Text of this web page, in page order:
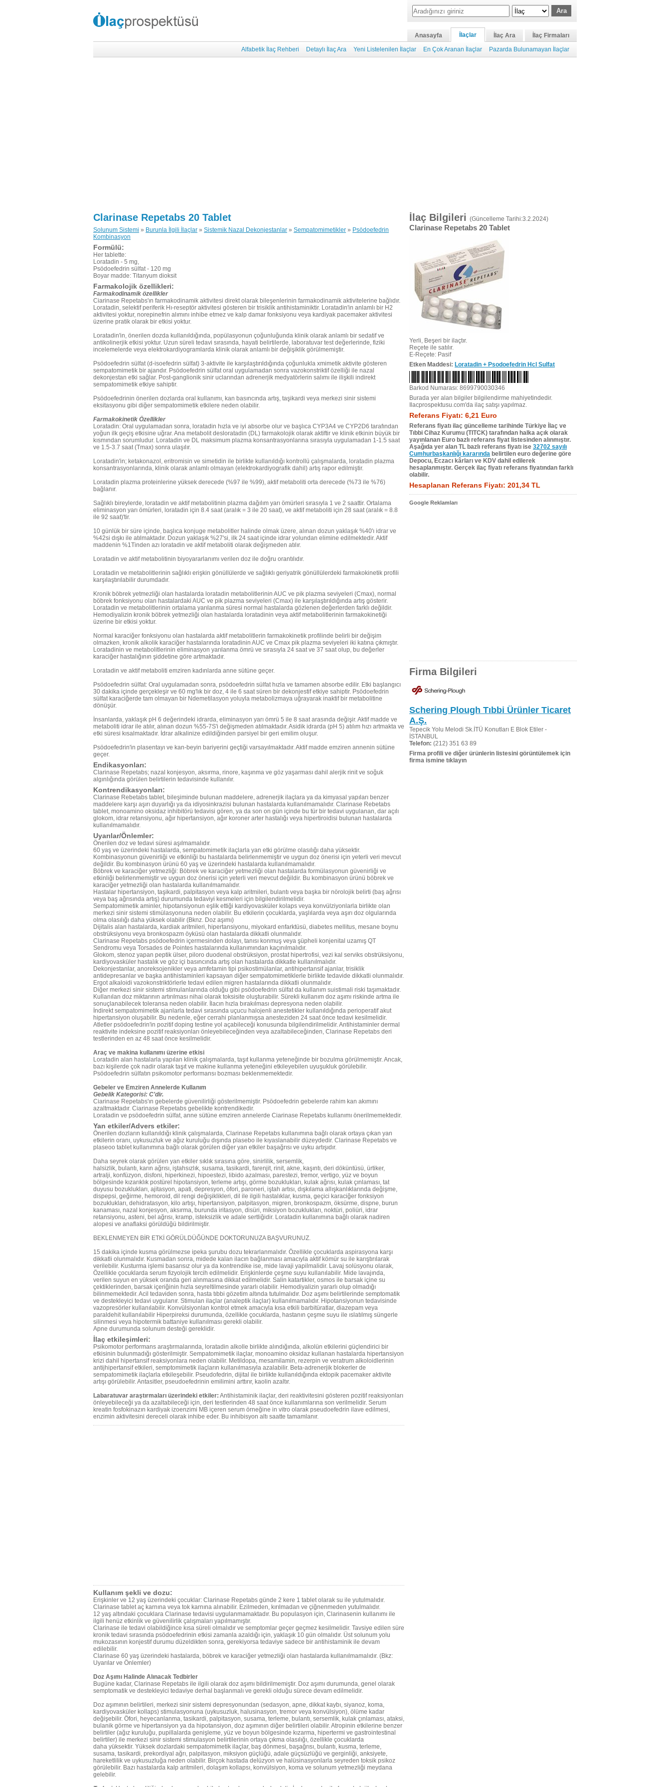
Anasayfa İlaçlar İlaç Ara
İlaç Firmaları
Alfabetik İlaç Rehberi
Detaylı İlaç Ara Yeni Listelenilen İlaçlar En Çok Aranan İlaçlar Pazarda Bulunamayan İlaçlar
Clarinase Repetabs 20 Tablet
Solunum Sistemi » Burunla İlgili İlaçlar » Sistemik Nazal Dekonjestanlar » Sempatomimetikler » Psödoefedrin
Kombinasyon
Formülü:
Her tablette:
Loratadin - 5 mg,
Psödoefedrin sülfat - 120 mg
Boyar madde: Titanyum dioksit
Farmakolojik özellikleri:
Farmakodinamik özellikler
Ciarinase Repetabs'ın farmakodinamik aktivitesi direkt olarak bileşenlerinin farmakodinamik aktivitelerine bağlıdır.
Loratadin, selektif periferik Hı-reseptör aktivitesi gösteren bir trisiklik antihistaminiktir. Loratadin'in anlamlı bir H2
aktivitesi yoktur, norepinefrin alımını inhibe etmez ve kalp damar fonksiyonu veya kardiyak pacemaker aktivitesi
üzerine pratik olarak bir etkisi yoktur.
Loratadin'in, önerilen dozda kullanıldığında, popülasyonun çoğunluğunda klinik olarak anlamlı bir sedatif ve
antikolinerjik etkisi yoktur. Uzun süreli tedavi sırasında, hayati belirtilerde, laboratuvar test değerlerinde, fiziki
incelemelerde veya elektrokardiyogramlarda klinik olarak anlamlı bir değişiklik görülmemiştir.
Psödoefedrin sülfat (d-isoefedrin sülfat) 3-aktivite ile karşılaştırıldığında çoğunlukla xmimetik aktivite gösteren
sempatomimetik bir ajandır. Psödoefedrin sülfat oral uygulamadan sonra vazokonstriktif özelliği ile nazal
dekonjestan etki sağlar. Post-ganglionik sinir uclarından adrenerjik medyatörlerin salımı ile ilişkili indirekt
sempatomimetik etkiye sahiptir.
Psödoefedrinin önerilen dozlarda oral kullanımı, kan basıncında artış, taşikardi veya merkezi sinir sistemi
eksitasyonu gibi diğer sempatomimetik etkilere neden olabilir.
Farmakokinetik Özellikler
Loratadin: Oral uygulamadan sonra, loratadin hızla ve iyi absorbe olur ve başlıca CYP3A4 ve CYP2D6 tarafından
yoğun ilk geçiş etkisine uğrar. Ana metabolit desloratadin (DL) farmakolojik olarak aktiftir ve klinik etkinin büyük bir
kısmından sorumludur. Loratadin ve DL maksimum plazma konsantrasyonlarına sırasıyla uygulamadan 1-1.5 saat
ve 1.5-3.7 saat (Tmax) sonra ulaşılır.
Loratadin'in; ketakonazol, eritromisin ve simetidin ile birlikte kullanıldığı kontrollü çalışmalarda, loratadin plazma
konsantrasyonlarında, klinik olarak anlamlı olmayan (elektrokardiyografik dahil) artış rapor edilmiştir.
Loratadin plazma proteinlerine yüksek derecede (%97 ile %99), aktif metaboliti orta derecede (%73 ile %76)
bağlanır.
Sağlıklı bireylerde, loratadin ve aktif metabolitinin plazma dağılım yarı ömürleri sırasıyla 1 ve 2 saattir. Ortalama
eliminasyon yarı ömürleri, loratadin için 8.4 saat (aralık = 3 ile 20 saat), ve aktif metaboliti için 28 saat (aralık = 8.8
ile 92 saat)'tir.
10 günlük bir süre içinde, başlıca konjuge metabolitler halinde olmak üzere, alınan dozun yaklaşık %40'ı idrar ve
%42si dışkı ile atılmaktadır. Dozun yaklaşık %27'si, ilk 24 saat içinde idrar yolundan elimine edilmektedir. Aktif
maddenin %1Tinden azı loratadin ve aktif metaboliti olarak değişmeden atılır.
Loratadin ve aktif metabolitinin biyoyararlanımı verilen doz ile doğru orantılıdır.
Loratadin ve metabolitlerinin sağlıklı erişkin gönüllülerde ve sağlıklı geriyatrik gönüllülerdeki farmakokinetik profili
karşılaştırılabilir durumdadır.
Kronik böbrek yetmezliği olan hastalarda loratadin metabolitlerinin AUC ve pik plazma seviyeleri (Cmax), normal
böbrek fonksiyonu olan hastalardaki AUC ve pik plazma seviyeleri (Cmax) ile karşılaştırıldığında artış gösterir.
Loratadin ve metabolitlerinin ortalama yarılanma süresi normal hastalarda gözlenen değerlerden farklı değildir.
Hemodiyalizin kronik böbrek yetmezliği olan hastalarda loratadinin veya aktif metabolitlerinin farmakokinetiği
üzerine bir etkisi yoktur.
Normal karaciğer fonksiyonu olan hastalarda aktif metabolitlerin farmakokinetik profilinde belirli bir değişim
olmazken, kronik alkolik karaciğer hastalarında loratadinin AUC ve Cmax pik plazma seviyeleri iki katına çıkmıştır.
Loratadinin ve metabolitlerinin eliminasyon yarılanma ömrü ve sırasıyla 24 saat ve 37 saat olup, bu değerler
karaciğer hastalığının şiddetine göre artmaktadır.
Loratadin ve aktif metaboliti emziren kadınlarda anne sütüne geçer.
Psödoefedrin sülfat: Oral uygulamadan sonra, psödoefedrin sülfat hızla ve tamamen absorbe edilir. Etki başlangıcı
30 dakika içinde gerçekleşir ve 60 mg'lık bir doz, 4 ile 6 saat süren bir dekonjestif etkiye sahiptir. Psödoefedrin
sülfat karaciğerde tam olmayan bir Ndemetilasyon yoluyla metabolizmaya uğrayarak inaktif bir metabolitine
dönüşür.
İnsanlarda, yaklaşık pH 6 değerindeki idrarda, eliminasyon yarı ömrü 5 ile 8 saat arasında değişir. Aktif madde ve
metaboliti idrar ile atılır, alınan dozun %55-7S'i değişmeden atılmaktadır. Asidik idrarda (pH 5) atılım hızı artmakta ve
etki süresi kısalmaktadır. İdrar alkalinize edildiğinden parsiyel bir geri emilim oluşur.
Psödoefedrin'in plasentayı ve kan-beyin bariyerini geçtiği varsayılmaktadır. Aktif madde emziren annenin sütüne
geçer.
Endikasyonları:
Clarinase Repetabs; nazal konjesyon, aksırma, rinore, kaşınma ve göz yaşarması dahil alerjik rinit ve soğuk
algınlığında görülen belirtilerin tedavisinde kullanılır.
Kontrendikasyonları:
Clarinase Rebetabs tablet, bileşiminde bulunan maddelere, adrenerjik ilaçlara ya da kimyasal yapıları benzer
maddelere karşı aşırı duyarlığı ya da idiyosinkrazisi bulunan hastalarda kullanılmamalıdır. Clarinase Rebetabs
tablet, monoamino oksidaz inhibitörü tedavisi gören, ya da son on gün içinde bu tür bir tedavi uygulanan, dar açılı
glokom, idrar retansiyonu, ağır hipertansiyon, ağır koroner arter hastalığı veya hipertiroidisi bulunan hastalarda
kullanılmamalıdır.
Uyarılar/Önlemler:
Önerilen doz ve tedavi süresi aşılmamalıdır.
60 yaş ve üzerindeki hastalarda, sempatomimetik ilaçlarla yan etki görülme olasılığı daha yüksektir.
Kombinasyonun güvenirliği ve etkinliği bu hastalarda belirlenmemiştir ve uygun doz önerisi için yeterli veri mevcut
değildir. Bu kombinasyon ürünü 60 yaş ve üzerindeki hastalarda kullanılmamalıdır.
Böbrek ve karaciğer yetmezliği: Böbrek ve karaciğer yetmezliği olan hastalarda formülasyonun güvenirliği ve
etkinliği belirlenmemiştir ve uygun doz önerisi için yeterli veri mevcut değildir. Bu kombinasyon ürünü böbrek ve
karaciğer yetmezliği olan hastalarda kullanılmamalıdır.
Hastalar hipertansiyon, taşikardi, palpitasyon veya kalp aritmileri, bulantı veya başka bir nörolojik belirti (baş ağrısı
veya baş ağrısında artış) durumunda tedaviyi kesmeleri için bilgilendirilmelidir.
Sempatomimetik aminler, hipotansiyonun eşlik ettiği kardiyovasküler kolaps veya konvülziyonlarla birlikte olan
merkezi sinir sistemi stimülasyonuna neden olabilir. Bu etkilerin çocuklarda, yaşlılarda veya aşırı doz olgularında
olma olasılığı daha yüksek olabilir (Bknz. Doz aşımı)
Dijitalis alan hastalarda, kardiak aritmileri, hipertansiyonu, miyokard enfarktüsü, diabetes mellitus, mesane boynu
obstrüksiyonu veya bronkospazm öyküsü olan hastalarda dikkatli olunmalıdır.
Clarinase Repetabs psödoefedrin içermesinden dolayı, tanısı konmuş veya şüpheli konjenital uzamış QT
Sendromu veya Torsades de Pointes hastalarında kullanımından kaçınılmalıdır.
Glokom, stenoz yapan peptik ülser, piloro duodenal obstrüksiyon, prostat hipertrofisi, vezi kal serviks obstrüksiyonu,
kardiyovasküler hastalık ve göz içi basıncında artış olan hastalarda dikkatle kullanılmalıdır.
Dekonjestanlar, anoreksojenikler veya amfetamin tipi psikostimülanlar, antihipertansif ajanlar, trisiklik
antidepresanlar ve başka antihistaminleri kapsayan diğer sempatomimetiklerle birlikte tedavide dikkatli olunmalıdır.
Ergot alkaloidi vazokonstriktörlerle tedavi edilen migren hastalarında dikkatli olunmalıdır.
Diğer merkezi sinir sistemi stimulanlarında olduğu gibi psödoefedrin sülfat da kullanım suistimali riski taşımaktadır.
Kullanılan doz miktarının artırılması nihai olarak toksisite oluşturabilir. Sürekli kullanım doz aşımı riskinde artma ile
sonuçlanabilecek toleransa neden olabilir. İlacın hızla bırakılması depresyona neden olabilir.
İndirekt sempatomimetik ajanlarla tedavi sırasında uçucu halojenli anestetikler kullanıldığında perioperatif akut
hipertansiyon oluşabilir. Bu nedenle, eğer cerrahi planlanmışsa anesteziden 24 saat önce tedavi kesilmelidir.
Atletler psödoefedrin'in pozitif doping testine yol açabileceği konusunda bilgilendirilmelidir. Antihistaminler dermal
reaktivite indeksine pozitif reaksiyonları önleyebileceğinden veya azaltabileceğinden, Clarinase Repetabs deri
testlerinden en az 48 saat önce kesilmelidir.
Araç ve makina kullanımı üzerine etkisi
Loratadin alan hastalarla yapılan klinik çalışmalarda, taşıt kullanma yeteneğinde bir bozulma görülmemiştir. Ancak,
bazı kişilerde çok nadir olarak taşıt ve makine kullanma yeteneğini etkileyebilen uyuşukluk görülebilir.
Psödoefedrin sülfatın psikomotor performansı bozması beklenmemektedir.
Gebeler ve Emziren Annelerde Kullanım
Gebelik Kategorisi: C'dir.
Ciarinase Repetabs'ın gebelerde güvenilirliği gösterilmemiştir. Psödoefedrin gebelerde rahim kan akımını
azaltmaktadır. Ciarinase Repetabs gebelikte kontrendikedir.
Loratadin ve psödoefedrin sülfat, anne sütüne emziren annelerde Ciarinase Repetabs kullanımı önerilmemektedir.
Yan etkiler/Advers etkiler:
Önerilen dozların kullanıldığı klinik çalışmalarda, Clarinase Repetabs kullanımına bağlı olarak ortaya çıkan yan
etkilerin oranı, uykusuzluk ve ağız kuruluğu dışında plasebo ile kıyaslanabilir düzeydedir. Clarinase Repetabs ve
plaseoo tablet kullanımına bağlı olarak görülen diğer yan etkiler başağrısı ve uyku artışıdır.
Daha seyrek olarak görülen yan etkiler sıklık sırasına göre, sinirlilik, sersemlik,
halsizlik, bulantı, karın ağrısı, iştahsızlık, susama, tasikardi, farenjit, rinit, akne, kaşıntı, deri döküntüsü, ürtiker,
artralji, konfüzyon, disfoni, hiperkinezi, hipoestezi, libido azalması, parestezi, tremor, vertigo, yüz ve boyun
bölgesinde kızarıklık postürel hipotansiyon, terleme artışı, görme bozuklukları, kulak ağrısı, kulak çınlaması, tat
duyusu bozuklukları, ajitasyon, apati, depresyon, öfori, paroneri, iştah artısı, dışkılama allışkanlıklarında değişme,
dispepsi, geğirme, hemoroid, dil rengi değişiklikleri, dil ile ilgili hastalıklar, kusma, geçici karaciğer fonksiyon
bozuklukları, dehidratasyon, kilo artışı, hipertansiyon, palpitasyon, migren, bronkospazm, öksürme, dispne, burun
kanaması, nazal konjesyon, aksırma, burunda iritasyon, disüri, miksiyon bozuklukları, noktüri, poliüri, idrar
retansiyonu, asteni, bel ağrısı, kramp, isteksizlik ve adale sertliğidir. Loratadin kullanımına bağlı olarak nadiren
alopesi ve anaflaksi görüldüğü bildirilmiştir.
BEKLENMEYEN BİR ETKİ GÖRÜLDÜĞÜNDE DOKTORUNUZA BAŞVURUNUZ.
15 dakika içinde kusma görülmezse ipeka şurubu dozu tekrarlanmalıdır. Özellikle çocuklarda aspirasyona karşı
dikkatli olunmalıdır. Kusmadan sonra, midede kalan ilacın bağlanması amacıyla aktif kömür su ile karıştırılarak
verilebilir. Kusturma işlemi basarısız olur ya da kontrendike ise, mide lavaji yapilmalidir. Lavaj solüsyonu olarak,
Özellikle çocuklarda serum fizyolojik tercih edilmelidir. Erişkinlerde çeşme suyu kullanılabilir. Mide lavajında,
verilen suyun en yüksek oranda geri alınmasına dikkat edilmelidir. Salin katartikler, osmos ile barsak içine su
çektiklerinden, barsak içeriğinin hızla seyreltilmesinde yararlı olabilir. Hemodiyalizin yararlı olup olmadığı
bilinmemektedir. Acil tedaviden sonra, hasta tıbbi gözetim altında tutulmalıdır. Doz aşımı belirtilerinde semptomatik
ve destekleyici tedavi uygulanır. Stimulan ilaçlar (analeptik ilaçlar) kullanılmamalıdır. Hipotansiyonun tedavisinde
vazopresörler kullanılabilir. Konvülsiyonlan kontrol etmek amacıyla kısa etkili barbitüratlar, diazepam veya
paraldehit kullanılabilir Hiperpireksi durumunda, özellikle çocuklarda, hastanın çeşme suyu ile ıslatılmış süngerle
silinmesi veya hipotermik battaniye kullanılması gerekli olabilir.
Apne durumunda solunum desteği gereklidir.
İlaç etkileşimleri:
Psikomotor performans araştırmalarında, loratadin alkolle birlikte alındığında, alkolün etkilerini güçlendirici bir
etkisinin bulunmadığı gösterilmiştir. Sempatomimetik ilaçlar, monoamino oksidaz kullanan hastalarda hipertansiyon
krizi dahil hipertansif reaksiyonlara neden olabilir. Metildopa, mesamilamin, rezerpin ve veratrum alkoloidlerinin
antijhipertansif etkileri, semptomimetik ilaçların kullanılmasıyla azalabilir. Beta-adrenerjik blokerler de
sempatomimetik ilaçlarla etkileşebilir. Pseudofedrin, dijital ile birlikte kullanıldığında ektopik pacemaker aktivite
artışı görülebilir. Antasitler, pseudoefedrinin emilimini arttırır, kaolin azaltır.
Labaratuvar araştırmaları üzerindeki etkiler: Antihistaminik ilaçlar, deri reaktivitesini gösteren pozitif reaksiyonları
önleyebileceği ya da azaltabileceği için, deri testlerinden 48 saat önce kullanımlarına son verilmelidir. Serum
kreatin fosfokinazın kardiyak izoenzimi MB içeren serum örneğine in vitro olarak pseudoefedrin ilave edilmesi,
enzimin aktivitesini dereceli olarak inhibe eder. Bu inhibisyon altı saatte tamamlanır.
Kullanım şekli ve dozu:
Erişkinler ve 12 yaş üzerindeki çocuklar: Clarinase Repetabs günde 2 kere 1 tablet olarak su ile yutulmalıdır.
Clarinase tablet aç karnına veya tok karnına alınabilir. Ezilmeden, kırılmadan ve çiğnenmeden yutulmalıdır.
12 yaş altındaki çocuklara Clarinase tedavisi uygulanmamaktadır. Bu populasyon için, Clarinasenin kullanımı ile
ilgili henüz etkinlik ve güvenilirlik çalışmaları yapılmamıştır.
Clarinase ile tedavi olabildiğince kısa süreli olmalıdır ve semptomlar geçer geçmez kesilmelidir. Tavsiye edilen süre
kronik tedavi sırasında psödoefedrinin etkisi zamanla azaldığı için, yaklaşık 10 gün olmalıdır. Üst solunum yolu
mukozasının konjestif durumu düzeldikten sonra, gerekiyorsa tedaviye sadece bir antihistaminik ile devam
edilebilir.
Clarinase 60 yaş üzerindeki hastalarda, böbrek ve karaciğer yetmezliği olan hastalarda kullanılmamalıdır. (Bkz:
Uyarılar ve Önlemler)
Doz Aşımı Halinde Alınacak Tedbirler
Bugüne kadar, Clarinase Repetabs ile ilgili olarak doz aşımı bildirilmemiştir. Doz aşımı durumunda, genel olarak
semptomatik ve destekleyici tedaviye derhal başlanmalı ve gerekli olduğu sürece devam edilmelidir.
Doz aşımının belirtileri, merkezi sinir sistemi depresyonundan (sedasyon, apne, dikkat kaybı, siyanoz, koma,
kardiyovasküler kollaps) stimulasyonuna (uykusuzluk, halusinasyon, tremor veya konvülsiyon), ölüme kadar
değişebilir. Öfori, heyecanlanma, tasikardi, palpitasyon, susama, terleme, bulantı, sersemlik, kulak çınlaması, ataksi,
bulanik görme ve hipertansiyon ya da hipotansiyon, doz aşımının diğer belirtileri olabilir. Atropinin etkilerine benzer
belirtiler (ağız kuruluğu, pupillalarda genişleme, yüz ve boyun bölgesinde kızarma, hipertermi ve gastrointestinal
belirtiler) ile merkezi sinir sistemi stimulasyon belirtilerinin ortaya çıkma olasılığı, özellikle çocuklarda
daha yüksektir. Yüksek dozlardaki sempatomimetik ilaçlar, baş dönmesi, başağrısı, bulantı, kusma, terleme,
susama, tasikardi, prekordiyal ağrı, palpitasyon, miksiyon güçlüğü, adale güçsüzlüğü ve gerginliği, anksiyete,
hareketlilik ve uykusuzluğa neden olabilir. Birçok hastada delüzyon ve halüsinasyonlarla seyreden toksik psikoz
görülebilir. Bazı hastalarda kalp aritmileri, dolaşım kollapsı, konvülsiyon, koma ve solunum yetmezliği meydana
gelebilir.
İlaç Bilgileri (Güncelleme Tarihi:3.2.2024)
Clarinase Repetabs 20 Tablet
Yerli, Beşeri bir ilaçtır.
Reçete ile satılır.
E-Reçete: Pasif
Etken Maddesi: Loratadin + Psodoefedrin Hcl Sulfat
Barkod Numarası: 8699790030346
Burada yer alan bilgiler bilgilendirme mahiyetindedir.
Ilacprospektusu.com'da ilaç satışı yapılmaz.
Referans Fiyatı: 6,21 Euro
Referans fiyatı ilaç güncelleme tarihinde Türkiye İlaç ve
Tıbbi Cihaz Kurumu (TITCK) tarafından halka açık olarak
yayınlanan Euro bazlı referans fiyat listesinden alınmıştır.
Aşağıda yer alan TL bazlı referans fiyatı ise 32702 sayılı
Cumhurbaşkanlığı kararında belirtilen euro değerine göre
Depocu, Eczacı kârları ve KDV dahil edilerek
hesaplanmıştır. Gerçek ilaç fiyatı referans fiyatından farklı
olabilir.
Hesaplanan Referans Fiyatı: 201,34 TL
Google Reklamları
Firma Bilgileri
Schering Plough Tıbbi Ürünler Ticaret
A.Ş.
Tepecik Yolu Melodi Sk.İTÜ Konutları E Blok Etiler -
İSTANBUL
Telefon: (212) 351 63 89
Firma profili ve diğer ürünlerin listesini görüntülemek için
firma ismine tıklayın